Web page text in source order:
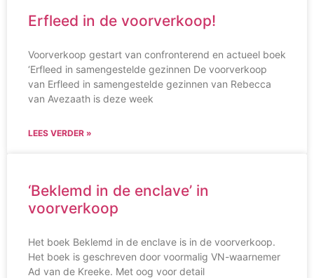
Erfleed in de voorverkoop!
Voorverkoop gestart van confronterend en actueel boek
‘Erfleed in samengestelde gezinnen De voorverkoop
van Erfleed in samengestelde gezinnen van Rebecca
van Avezaath is deze week
LEES VERDER »
‘Beklemd in de enclave’ in
voorverkoop
Het boek Beklemd in de enclave is in de voorverkoop.
Het boek is geschreven door voormalig VN-waarnemer
Ad van de Kreeke. Met oog voor detail